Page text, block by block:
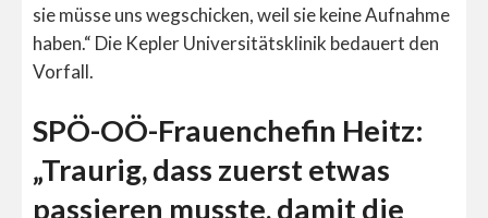
sie müsse uns wegschicken, weil sie keine Aufnahme
haben.“ Die Kepler Universitätsklinik bedauert den
Vorfall.
SPÖ-OÖ-Frauenchefin Heitz:
„Traurig, dass zuerst etwas
passieren musste, damit die